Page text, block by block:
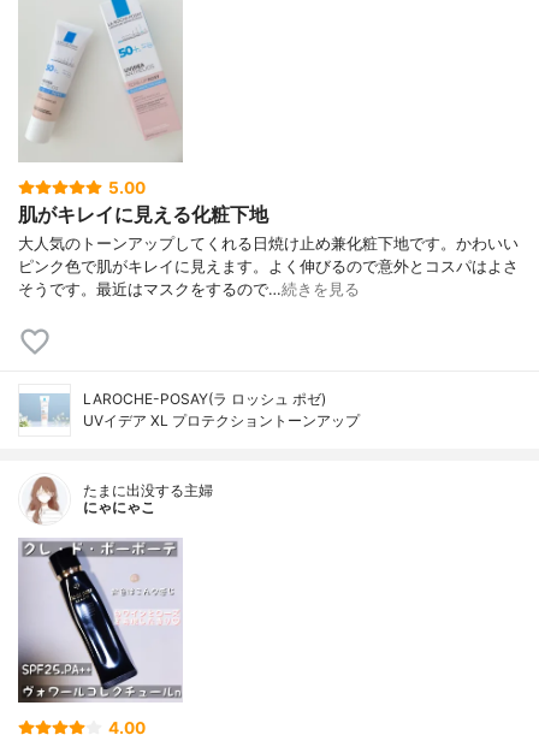
5.00
肌がキレイに見える化粧下地
大人気のトーンアップしてくれる日焼け止め兼化粧下地です。かわいい
ピンク色で肌がキレイに見えます。よく伸びるので意外とコスパはよさ
そうです。最近はマスクをするので…続きを見る
LAROCHE-POSAY(ラ ロッシュ ポゼ)
UVイデア XL プロテクショントーンアップ
たまに出没する主婦
にゃにゃこ
4.00